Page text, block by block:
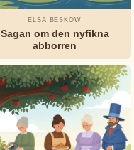
ELSA BESKOW
Sagan om den nyfikna
abborren